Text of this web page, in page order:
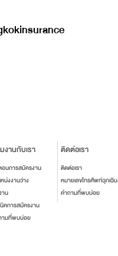
งานกับเรา
นการสมัครงาน
น่งงานว่าง
น
คการสมัครงาน
ามที่พบบ่อย
ติดต่อเรา
ติดต่อเรา
หมายเลขโทรศัพท์ฉุกเฉิน
คำถามที่พบบ่อย